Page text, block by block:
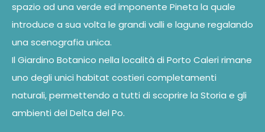
spazio ad una verde ed imponente Pineta la quale
introduce a sua volta le grandi valli e lagune regalando
una scenografia unica.
Il Giardino Botanico nella località di Porto Caleri rimane
uno degli unici habitat costieri completamenti
naturali, permettendo a tutti di scoprire la Storia e gli
ambienti del Delta del Po.